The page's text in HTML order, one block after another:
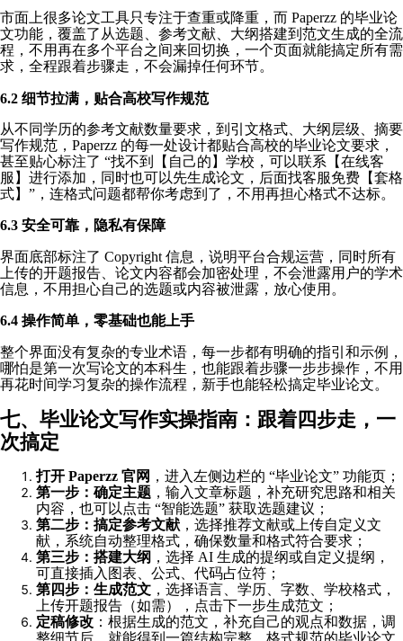
市面上很多论文工具只专注于查重或降重，而 Paperzz 的毕业论
文功能，覆盖了从选题、参考文献、大纲搭建到范文生成的全流
程，不用再在多个平台之间来回切换，一个页面就能搞定所有需
求，全程跟着步骤走，不会漏掉任何环节。
6.2 细节拉满，贴合高校写作规范
从不同学历的参考文献数量要求，到引文格式、大纲层级、摘要
写作规范，Paperzz 的每一处设计都贴合高校的毕业论文要求，
甚至贴心标注了 “找不到【自己的】学校，可以联系【在线客
服】进行添加，同时也可以先生成论文，后面找客服免费【套格
式】”，连格式问题都帮你考虑到了，不用再担心格式不达标。
6.3 安全可靠，隐私有保障
界面底部标注了 Copyright 信息，说明平台合规运营，同时所有
上传的开题报告、论文内容都会加密处理，不会泄露用户的学术
信息，不用担心自己的选题或内容被泄露，放心使用。
6.4 操作简单，零基础也能上手
整个界面没有复杂的专业术语，每一步都有明确的指引和示例，
哪怕是第一次写论文的本科生，也能跟着步骤一步步操作，不用
再花时间学习复杂的操作流程，新手也能轻松搞定毕业论文。
七、毕业论文写作实操指南：跟着四步走，一
次搞定
打开 Paperzz 官网 ，进入左侧边栏的 “毕业论文” 功能页；
第一步：确定主题 ，输入文章标题，补充研究思路和相关
内容，也可以点击 “智能选题” 获取选题建议；
第二步：搞定参考文献 ，选择推荐文献或上传自定义文
献，系统自动整理格式，确保数量和格式符合要求；
第三步：搭建大纲 ，选择 AI 生成的提纲或自定义提纲，
可直接插入图表、公式、代码占位符；
第四步：生成范文 ，选择语言、学历、字数、学校格式，
上传开题报告（如需），点击下一步生成范文；
定稿修改 ：根据生成的范文，补充自己的观点和数据，调